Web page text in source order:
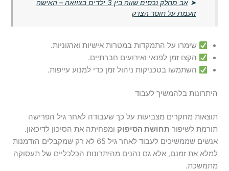
➤
אב מחלק נכסים שווה בין 3 ילדים בצוואה – האישה
זועמת על חוסר הצדק
שימרו על התמקדות במטרות אישיות וארגוניות.
הקצו זמן לפנאי ואירועים חברתיים.
השתמשו בטכניקות ניהול זמן כדי למנוע עייפות.
היתרונות בלהמשיך לעבוד
תוצאות מחקרים מצביעות על כך שעבודה לאחר גיל הפרישה
תורמת לשיפור תחושת הסיפוק ומפחיתה את הסיכון לדיכאון.
אנשים שממשיכים לעבוד לאחר גיל 65 לא רק שמקבלים הזדמנות
למלא את זמנם, אלא גם נהנים מהיתרונות הכלכליים של תעסוקה
מתמשכת.